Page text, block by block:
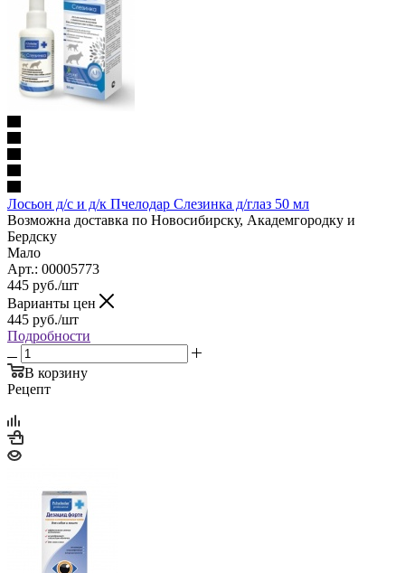
Лосьон д/с и д/к Пчелодар Слезинка д/глаз 50 мл
Возможна доставка по Новосибирску, Академгородку и
Бердску
Мало
Арт.: 00005773
445 руб./шт
Варианты цен
445 руб./шт
Подробности
В корзину
Рецепт